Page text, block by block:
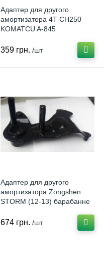
Адаптер для другого
амортизатора 4T CH250
KOMATCU A-845
359 грн. /шт
Адаптер для другого
амортизатора Zongshen
STORM (12-13) барабанне
674 грн. /шт